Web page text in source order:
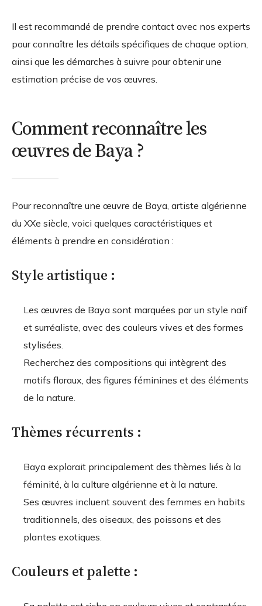
Il est recommandé de prendre contact avec nos experts
pour connaître les détails spécifiques de chaque option,
ainsi que les démarches à suivre pour obtenir une
estimation précise de vos œuvres.
Comment reconnaître les
œuvres de Baya ?
Pour reconnaître une œuvre de Baya, artiste algérienne
du XXe siècle, voici quelques caractéristiques et
éléments à prendre en considération :
Style artistique :
Les œuvres de Baya sont marquées par un style naïf
et surréaliste, avec des couleurs vives et des formes
stylisées.
Recherchez des compositions qui intègrent des
motifs floraux, des figures féminines et des éléments
de la nature.
Thèmes récurrents :
Baya explorait principalement des thèmes liés à la
féminité, à la culture algérienne et à la nature.
Ses œuvres incluent souvent des femmes en habits
traditionnels, des oiseaux, des poissons et des
plantes exotiques.
Couleurs et palette :